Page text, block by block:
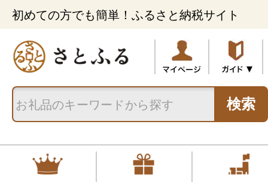
初めての方でも簡単！ふるさと納税サイト
検索